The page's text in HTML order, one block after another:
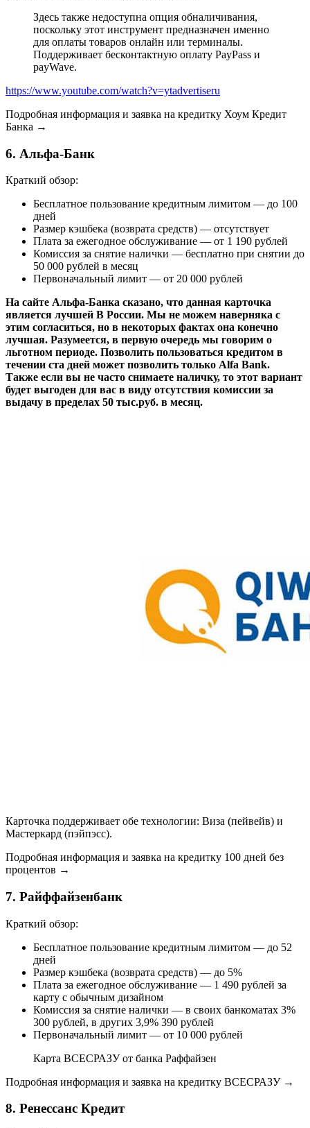
Здесь также недоступна опция обналичивания,
поскольку этот инструмент предназначен именно
для оплаты товаров онлайн или терминалы.
Поддерживает бесконтактную оплату PayPass и
payWave.
https://www.youtube.com/watch?v=ytadvertiseru
Подробная информация и заявка на кредитку Хоум Кредит
Банка →
6. Альфа-Банк
Краткий обзор:
Бесплатное пользование кредитным лимитом — до 100
дней
Размер кэшбека (возврата средств) — отсутствует
Плата за ежегодное обслуживание — от 1 190 рублей
Комиссия за снятие налички — бесплатно при снятии до
50 000 рублей в месяц
Первоначальный лимит — от 20 000 рублей
На сайте Альфа-Банка сказано, что данная карточка
является лучшей В России. Мы не можем наверняка с
этим согласиться, но в некоторых фактах она конечно
лучшая. Разумеется, в первую очередь мы говорим о
льготном периоде. Позволить пользоваться кредитом в
течении ста дней может позволить только Alfa Bank.
Также если вы не часто снимаете наличку, то этот вариант
будет выгоден для вас в виду отсутствия комиссии за
выдачу в пределах 50 тыс.руб. в месяц.
Карточка поддерживает обе технологии: Виза (пейвейв) и
Мастеркард (пэйпэсс).
Подробная информация и заявка на кредитку 100 дней без
процентов →
7. Райффайзенбанк
Краткий обзор:
Бесплатное пользование кредитным лимитом — до 52
дней
Размер кэшбека (возврата средств) — до 5%
Плата за ежегодное обслуживание — 1 490 рублей за
карту с обычным дизайном
Комиссия за снятие налички — в своих банкоматах 3%
300 рублей, в других 3,9% 390 рублей
Первоначальный лимит — от 10 000 рублей
Карта ВСЕСРАЗУ от банка Раффайзен
Подробная информация и заявка на кредитку ВСЕСРАЗУ →
8. Ренессанс Кредит